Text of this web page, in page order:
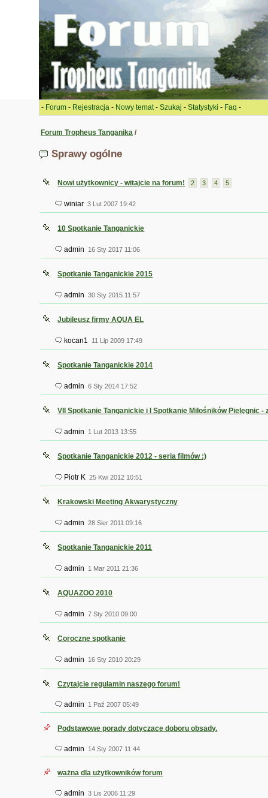
- Forum - Rejestracja - Nowy temat- Szukaj - Statystyki - Faq -
Forum Tropheus Tanganika /
Sprawy ogólne
Nowi użytkownicy - witajcie na forum! 2 3 4 5
winiar 3 Lut 2007 19:42
10 Spotkanie Tanganickie
admin 16 Sty 2017 11:06
Spotkanie Tanganickie 2015
admin 30 Sty 2015 11:57
Jubileusz firmy AQUA EL
kocan1 11 Lip 2009 17:49
Spotkanie Tanganickie 2014
admin 6 Sty 2014 17:52
VII Spotkanie Tanganickie i I Spotkanie Miłośników Pielęgnic -
admin 1 Lut 2013 13:55
Spotkanie Tanganickie 2012 - seria filmów :)
Piotr K 25 Kwi 2012 10:51
Krakowski Meeting Akwarystyczny
admin 28 Sier 2011 09:16
Spotkanie Tanganickie 2011
admin 1 Mar 2011 21:36
AQUAZOO 2010
admin 7 Sty 2010 09:00
Coroczne spotkanie
admin 16 Sty 2010 20:29
Czytajcie regulamin naszego forum!
admin 1 Paź 2007 05:49
Podstawowe porady dotyczace doboru obsady.
admin 14 Sty 2007 11:44
ważna dla użytkowników forum
admin 3 Lis 2006 11:29